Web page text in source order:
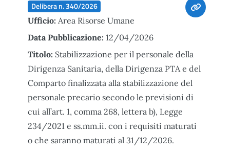
Delibera n. 340/2026
Ufficio: Area Risorse Umane
Data Pubblicazione: 12/04/2026
Titolo: Stabilizzazione per il personale della
Dirigenza Sanitaria, della Dirigenza PTA e del
Comparto finalizzata alla stabilizzazione del
personale precario secondo le previsioni di
cui all’art. 1, comma 268, lettera b), Legge
234/2021 e ss.mm.ii. con i requisiti maturati
o che saranno maturati al 31/12/2026.